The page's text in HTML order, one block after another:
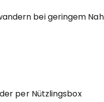
bei geringem
per Nützlingsbox